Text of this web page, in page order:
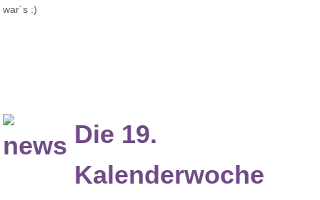
war´s :)
Die 19.
Kalenderwoche